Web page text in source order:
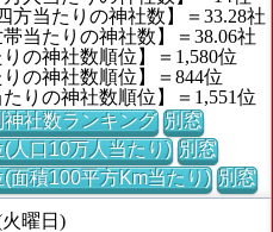
方当たりの神社数】＝33.28社
帯当たりの神社数】＝38.06社
りの神社数順位】＝1,580位
りの神社数順位】＝844位
たりの神社数順位】＝1,551位
社数ランキング 別窓
人口10万人当たり) 別窓
面積100平方Km当たり) 別窓
火曜日)